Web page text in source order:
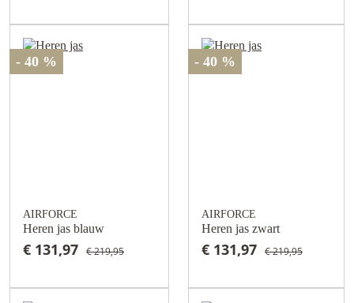
- 40 %
AIRFORCE
Heren jas blauw
€ 131,97 € 219,95
- 40 %
AIRFORCE
Heren jas zwart
€ 131,97 € 219,95